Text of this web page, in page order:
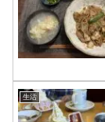
生活